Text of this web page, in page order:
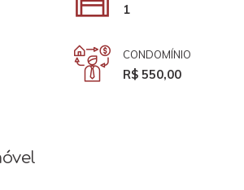
1
CONDOMÍNIO
R$ 550,00